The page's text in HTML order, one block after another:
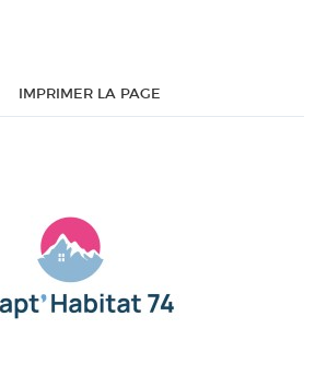
IMPRIMER LA PAGE